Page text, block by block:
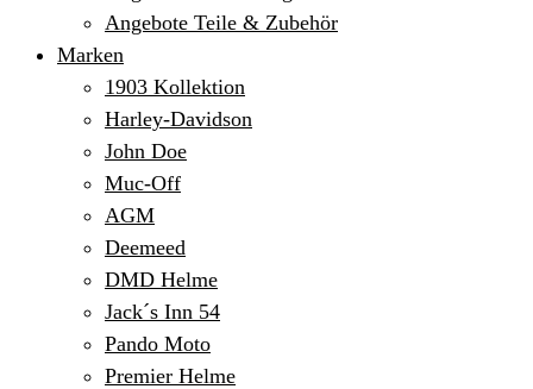
Angebote Teile & Zubehör
Marken
1903 Kollektion
Harley-Davidson
John Doe
Muc-Off
AGM
Deemeed
DMD Helme
Jack´s Inn 54
Pando Moto
Premier Helme